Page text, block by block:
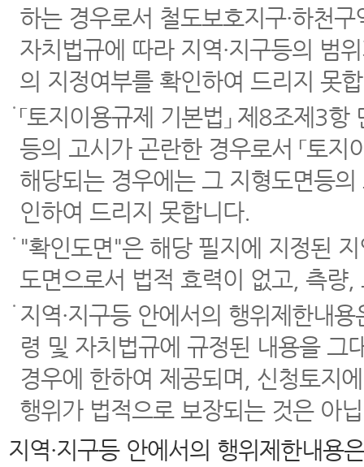
하는 경우로서 철도보호지구·하천
자치법규에 따라 지역·지구등의 범
의 지정여부를 확인하여 드리지 못
「토지이용규제 기본법」 제8조제3
등의 고시가 곤란한 경우로서 「토
해당되는 경우에는 그 지형도면등
인하여 드리지 못합니다.
"확인도면"은 해당 필지에 지정된
도면으로서 법적 효력이 없고, 측량
지역·지구등 안에서의 행위제한내
령 및 자치법규에 규정된 내용을 그
경우에 한하여 제공되며, 신청토지
행위가 법적으로 보장되는 것은 아
지역·지구등 안에서의 행위제한내용